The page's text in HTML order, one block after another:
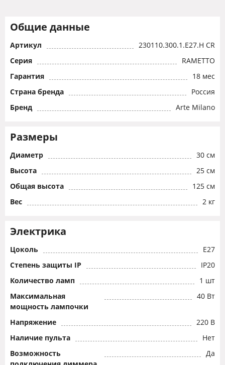
Общие данные
Артикул
230110.300.1.E27.H CR
Серия
RAMETTO
Гарантия
18 мес
Страна бренда
Россия
Бренд
Arte Milano
Размеры
Диаметр
30 см
Высота
25 см
Общая высота
125 см
Вес
2 кг
Электрика
Цоколь
E27
Степень защиты IP
IP20
Количество ламп
1 шт
Максимальная
мощность лампочки
40 Вт
Напряжение
220 В
Наличие пульта
Нет
Возможность
Да